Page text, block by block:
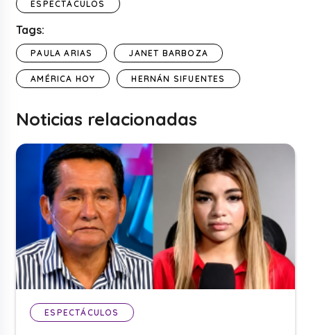
ESPECTÁCULOS
Tags:
PAULA ARIAS JANET BARBOZA
AMÉRICA HOY HERNÁN SIFUENTES
Noticias relacionadas
ESPECTÁCULOS